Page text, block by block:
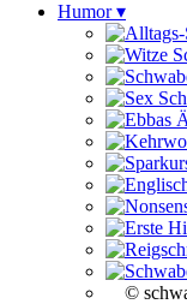
Humor ▾
©